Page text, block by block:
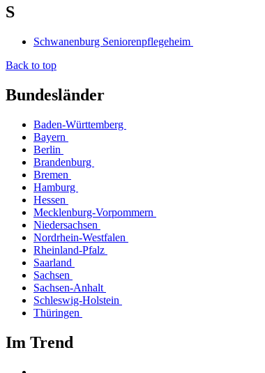
S
Schwanenburg Seniorenpflegeheim
Back to top
Bundesländer
Baden-Württemberg
Bayern
Berlin
Brandenburg
Bremen
Hamburg
Hessen
Mecklenburg-Vorpommern
Niedersachsen
Nordrhein-Westfalen
Rheinland-Pfalz
Saarland
Sachsen
Sachsen-Anhalt
Schleswig-Holstein
Thüringen
Im Trend